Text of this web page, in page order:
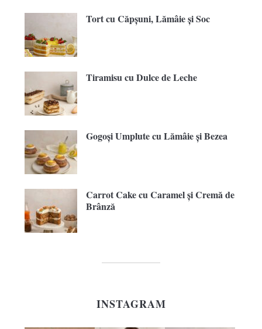
Tort cu Căpșuni, Lămâie și Soc
Tiramisu cu Dulce de Leche
Gogoși Umplute cu Lămâie și Bezea
Carrot Cake cu Caramel și Cremă de
Brânză
INSTAGRAM